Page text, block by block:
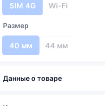
SIM 4G Wi-Fi
Размер
40 мм 44 мм
Данные о товаре